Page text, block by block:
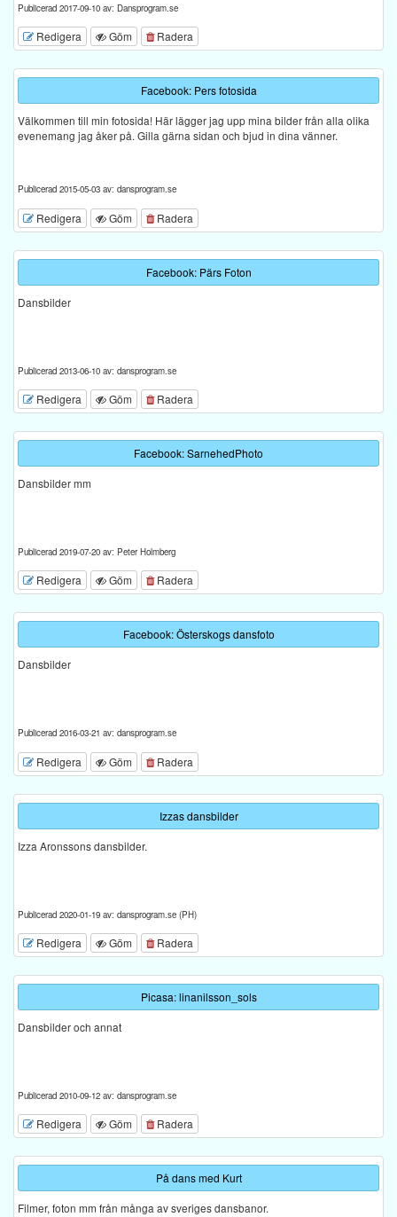
Publicerad 2017-09-10 av: Dansprogram.se
Redigera Göm Radera
Facebook: Pers fotosida
Välkommen till min fotosida! Här lägger jag upp mina bilder från alla olika
evenemang jag åker på. Gilla gärna sidan och bjud in dina vänner.
Publicerad 2015-05-03 av: dansprogram.se
Redigera Göm Radera
Facebook: Pärs Foton
Dansbilder
Publicerad 2013-06-10 av: dansprogram.se
Redigera Göm Radera
Facebook: SarnehedPhoto
Dansbilder mm
Publicerad 2019-07-20 av: Peter Holmberg
Redigera Göm Radera
Facebook: Österskogs dansfoto
Dansbilder
Publicerad 2016-03-21 av: dansprogram.se
Redigera Göm Radera
Izzas dansbilder
Izza Aronssons dansbilder.
Publicerad 2020-01-19 av: dansprogram.se (PH)
Redigera Göm Radera
Picasa: linanilsson_sols
Dansbilder och annat
Publicerad 2010-09-12 av: dansprogram.se
Redigera Göm Radera
På dans med Kurt
Filmer, foton mm från många av sveriges dansbanor.